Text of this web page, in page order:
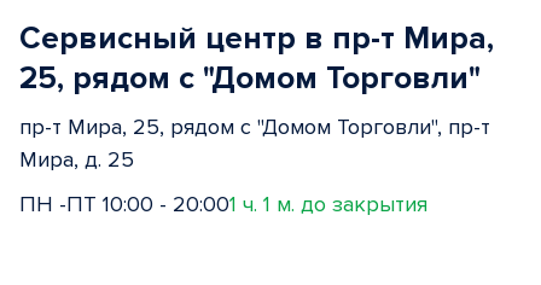
Сервисный центр в пр-т Мира,
25, рядом с "Домом Торговли"
пр-т Мира, 25, рядом с "Домом Торговли", пр-т
Мира, д. 25
ПН -ПТ 10:00 - 20:001 ч. 1 м. до закрытия